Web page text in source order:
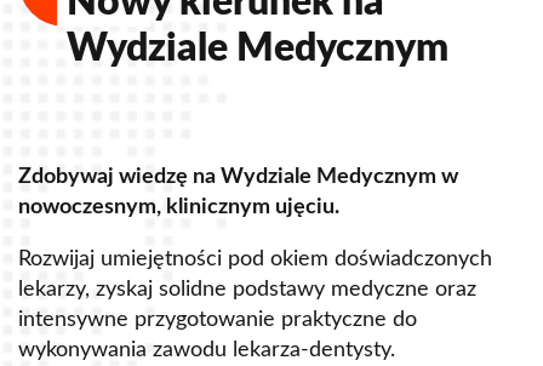
Wydziale Medycznym
Zdobywaj wiedzę na Wydziale Medycznym w
nowoczesnym, klinicznym ujęciu.
Rozwijaj umiejętności pod okiem doświadczonych
lekarzy, zyskaj solidne podstawy medyczne oraz
intensywne przygotowanie praktyczne do
wykonywania zawodu lekarza-dentysty.